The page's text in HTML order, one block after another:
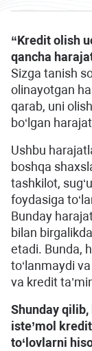
“Kredit olish
qancha
Sizga tanish
olinayotgan
qarab, uni
bo‘lgan
Ushbu
boshqa
tashkilot,
foydasiga
Bunday
bilan
etadi. Bunda,
to‘lanmaydi
va kredit
Shunday
iste’mol
to‘lovlarni